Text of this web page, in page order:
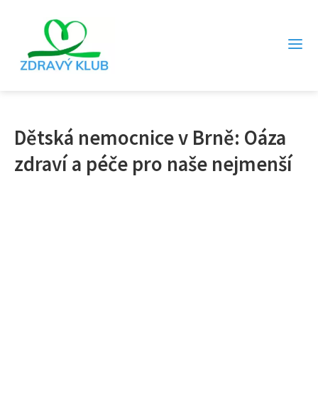
Dětská nemocnice v Brně: Oáza
zdraví a péče pro naše nejmenší